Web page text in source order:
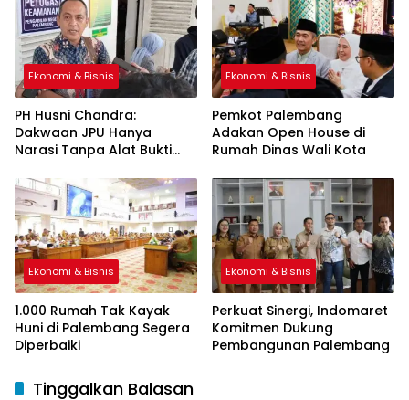
Ekonomi & Bisnis
PH Husni Chandra:
Dakwaan JPU Hanya
Narasi Tanpa Alat Bukti
Ekonomi & Bisnis
Pemkot Palembang
Adakan Open House di
Rumah Dinas Wali Kota
Ekonomi & Bisnis
1.000 Rumah Tak Kayak
Huni di Palembang Segera
Diperbaiki
Ekonomi & Bisnis
Perkuat Sinergi, Indomaret
Komitmen Dukung
Pembangunan Palembang
Tinggalkan Balasan